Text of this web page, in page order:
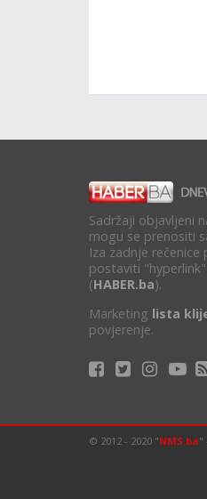
Sadržaji objavljeni
mogu se prenositi
Iza zadnje
postaviti
(HABER.ba).
Marketing lista
povjerenje.
© 2012 - 2020 "NMS.ba"